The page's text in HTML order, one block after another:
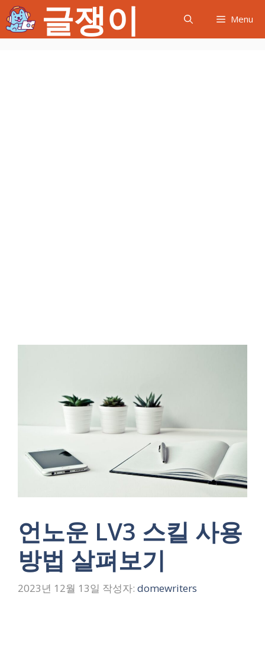
텐
츠
글쟁이 Menu
언노운 LV3 스킬 사용
방법 살펴보기
2023년 12월 13일 작성자: domewriters